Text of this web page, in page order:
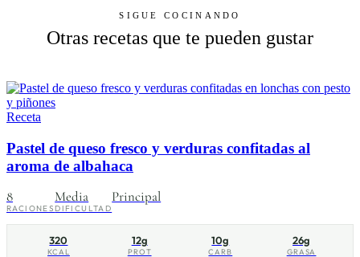
SIGUE COCINANDO
Otras recetas que te pueden gustar
Receta
Pastel de queso fresco y verduras confitadas al
aroma de albahaca
8
RACIONES
Media
DIFICULTAD
Principal
320
KCAL
12g
PROT
10g
CARB
26g
GRASA